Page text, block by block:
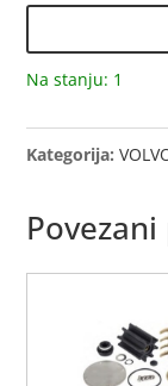
količina
Na stanju: 1
Kategorija: